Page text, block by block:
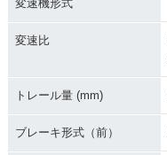
変速機形式
変速比
トレール量 (mm)
ブレーキ形式（前）